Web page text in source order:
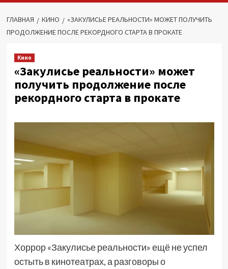
ГЛАВНАЯ КИНО
«ЗАКУЛИСЬЕ РЕАЛЬНОСТИ» МОЖЕТ ПОЛУЧИТЬ
ПРОДОЛЖЕНИЕ ПОСЛЕ РЕКОРДНОГО СТАРТА В ПРОКАТЕ
Кино
«Закулисье реальности» может
получить продолжение после
рекордного старта в прокате
Хоррор «Закулисье реальности» ещё не успел
остыть в кинотеатрах, а разговоры о